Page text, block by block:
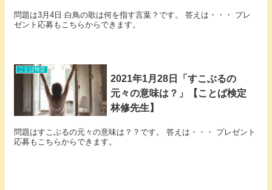
問題は3月4日 白鳥の歌は何を指す言葉？です。 答えは・・・ プレ
ゼント応募もこちらからできます。
ことば検定
2021年1月28日「すこぶるの
元々の意味は？」【ことば検定
林修先生】
問題はすこぶるの元々の意味は？？です。 答えは・・・ プレゼント
応募もこちらからできます。